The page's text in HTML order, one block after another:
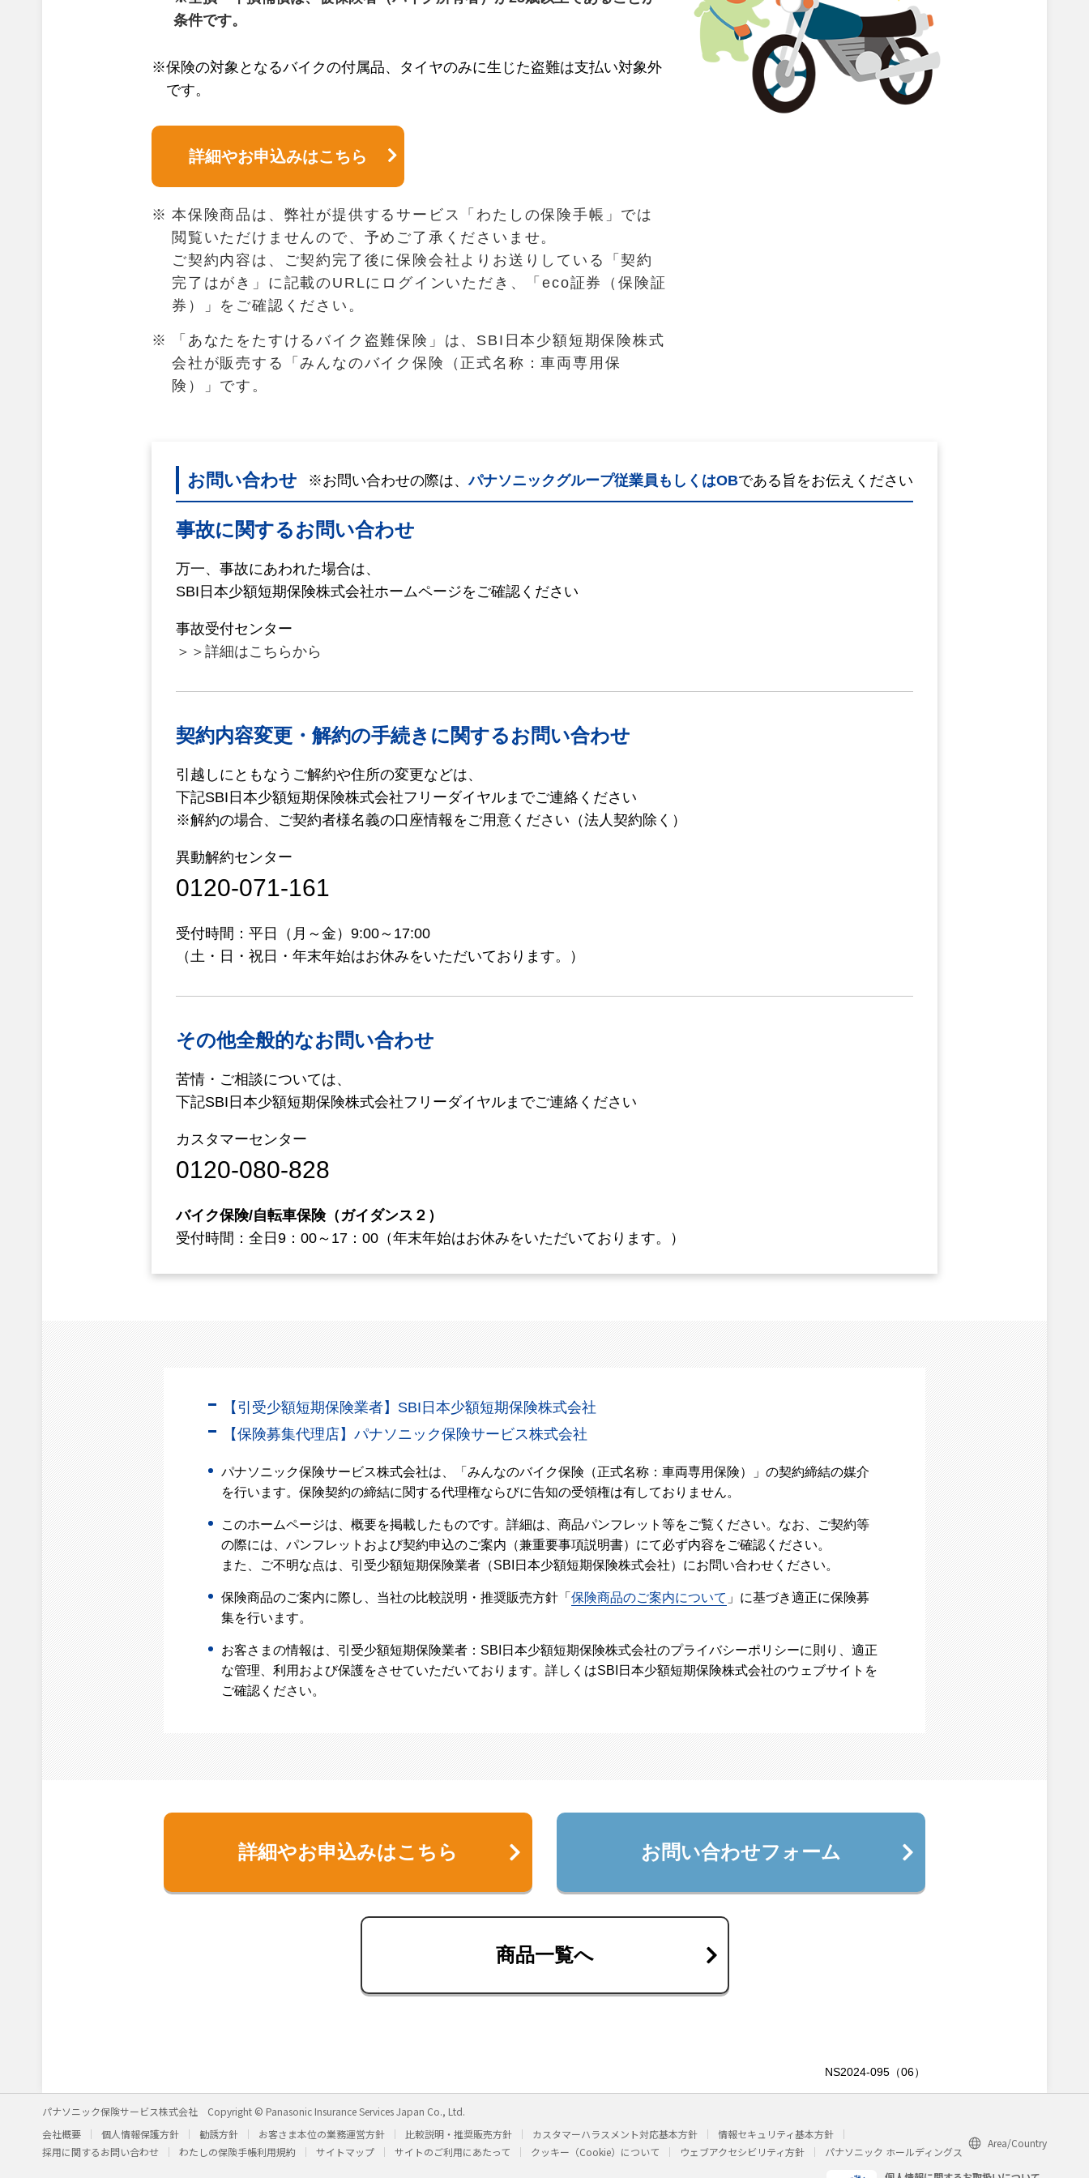
条件です。
※保険の対象となるバイクの付属品、タイヤのみに生じた盗難は支払い対象外
です。
詳細やお申込みはこちら
本保険商品は、弊社が提供するサービス「わたしの保険手帳」では
閲覧いただけませんので、予めご了承くださいませ。
ご契約内容は、ご契約完了後に保険会社よりお送りしている「契約
完了はがき」に記載のURLにログインいただき、「eco証券（保険証
券）」をご確認ください。
「あなたをたすけるバイク盗難保険」は、SBI日本少額短期保険株式
会社が販売する「みんなのバイク保険（正式名称：車両専用保
険）」です。
お問い合わせ ※お問い合わせの際は、パナソニックグループ従業員もしくはOBである旨をお伝えください
事故に関するお問い合わせ
万一、事故にあわれた場合は、
SBI日本少額短期保険株式会社ホームページをご確認ください
事故受付センター
＞＞詳細はこちらから
契約内容変更・解約の手続きに関するお問い合わせ
引越しにともなうご解約や住所の変更などは、
下記SBI日本少額短期保険株式会社フリーダイヤルまでご連絡ください
※解約の場合、ご契約者様名義の口座情報をご用意ください（法人契約除く）
異動解約センター
0120-071-161
受付時間：平日（月～金）9:00～17:00
（土・日・祝日・年末年始はお休みをいただいております。）
その他全般的なお問い合わせ
苦情・ご相談については、
下記SBI日本少額短期保険株式会社フリーダイヤルまでご連絡ください
カスタマーセンター
0120-080-828
バイク保険/自転車保険（ガイダンス２）
受付時間：全日9：00～17：00（年末年始はお休みをいただいております。）
【引受少額短期保険業者】SBI日本少額短期保険株式会社
【保険募集代理店】パナソニック保険サービス株式会社
パナソニック保険サービス株式会社は、「みんなのバイク保険（正式名称：車両専用保険）」の契約締結の媒介
を行います。保険契約の締結に関する代理権ならびに告知の受領権は有しておりません。
このホームページは、概要を掲載したものです。詳細は、商品パンフレット等をご覧ください。なお、ご契約等
の際には、パンフレットおよび契約申込のご案内（兼重要事項説明書）にて必ず内容をご確認ください。
また、ご不明な点は、引受少額短期保険業者（SBI日本少額短期保険株式会社）にお問い合わせください。
保険商品のご案内に際し、当社の比較説明・推奨販売方針「 保険商品のご案内について 」に基づき適正に保険募
集を行います。
お客さまの情報は、引受少額短期保険業者：SBI日本少額短期保険株式会社のプライバシーポリシーに則り、適正
な管理、利用および保護をさせていただいております。詳しくはSBI日本少額短期保険株式会社のウェブサイトを
ご確認ください。
詳細やお申込みはこちら お問い合わせフォーム
商品一覧へ
NS2024-095（06）
パナソニック保険サービス株式会社
Copyright © Panasonic Insurance Services Japan Co., Ltd.
会社概要
個人情報保護方針 勧誘方針 お客さま本位の業務運営方針 比較説明・推奨販売方針 カスタマーハラスメント対応基本方針
情報セキュリティ基本方針
採用に関するお問い合わせ
わたしの保険手帳利用規約 サイトマップ サイトのご利用にあたって クッキー（Cookie）について ウェブアクセシビリティ方針 パナソニック ホールディングス
Area/Country